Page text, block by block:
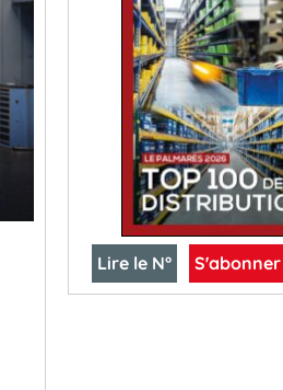
Lire le N° S'abonner